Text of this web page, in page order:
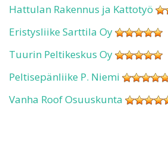
Hattulan Rakennus ja Kattotyö
Eristysliike Sarttila Oy
Tuurin Peltikeskus Oy
Peltisepänliike P. Niemi
Vanha Roof Osuuskunta